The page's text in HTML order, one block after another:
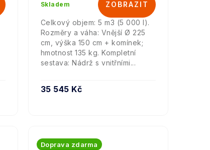
Skladem
35 545 Kč
Celkový objem: 5 m3 (5 000 l).
Rozměry a váha: Vnější Ø 225
cm, výška 150 cm + komínek;
hmotnost 135 kg. Kompletní
sestava: Nádrž s vnitřními...
Doprava zdarma